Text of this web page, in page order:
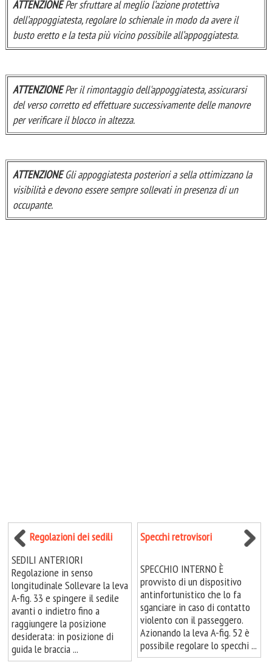
ATTENZIONEPer sfruttare al meglio l’azione protettiva
dell’appoggiatesta, regolare lo schienale in modo da avere il
busto eretto e la testa più vicino possibile all’appoggiatesta.
ATTENZIONEPer il rimontaggio dell'appoggiatesta, assicurarsi
del verso corretto ed effettuare successivamente delle manovre
per verificare il blocco in altezza.
ATTENZIONEGli appoggiatesta posteriori a sella ottimizzano la
visibilità e devono essere sempre sollevati in presenza di un
occupante.
Regolazioni dei sedili
SEDILI ANTERIORI
Regolazione in senso
longitudinale Sollevare la leva
A-fig. 33 e spingere il sedile
avanti o indietro fino a
raggiungere la posizione
desiderata: in posizione di
guida le braccia ...
Specchi retrovisori
SPECCHIO INTERNO È
provvisto di un dispositivo
antinfortunistico che lo fa
sganciare in caso di contatto
violento con il passeggero.
Azionando la leva A-fig. 52 è
possibile regolare lo specchi ...